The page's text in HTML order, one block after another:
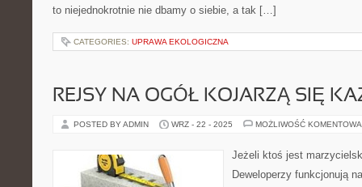
to niejednokrotnie nie dbamy o siebie, a tak […]
CATEGORIES: UPRAWA EKOLOGICZNA
REJSY NA OGÓŁ KOJARZĄ SIĘ
POSTED BY ADMIN WRZ - 22 - 2025 MOŻLIWOŚĆ
Jeżeli ktoś jest
Deweloperzy funkcjonują